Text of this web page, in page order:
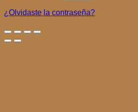
¿Olvidaste la contraseña?